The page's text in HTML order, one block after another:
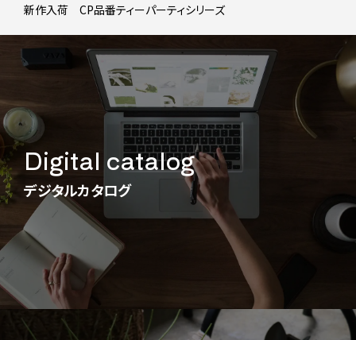
新作入荷 CP品番ティーパーティシリーズ
Digital catalog
デジタルカタログ